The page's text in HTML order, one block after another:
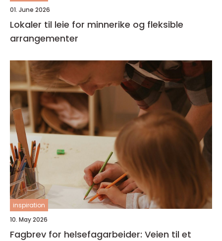
01. June 2026
Lokaler til leie for minnerike og fleksible
arrangementer
inspiration
10. May 2026
Fagbrev for helsefagarbeider: Veien til et